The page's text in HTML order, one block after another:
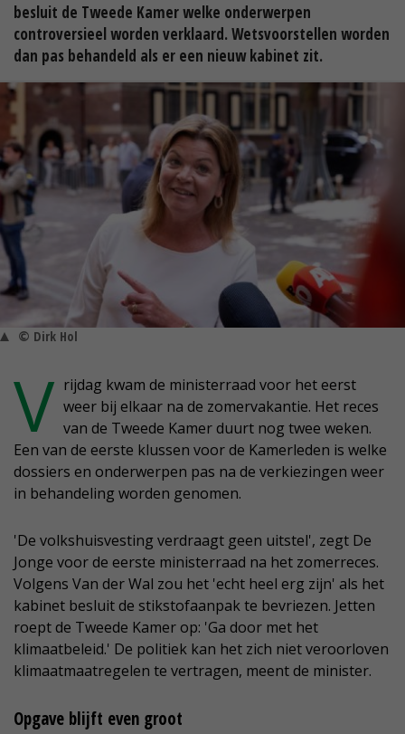
besluit de Tweede Kamer welke onderwerpen
controversieel worden verklaard. Wetsvoorstellen worden
dan pas behandeld als er een nieuw kabinet zit.
© Dirk Hol
V rijdag kwam de ministerraad voor het eerst
weer bij elkaar na de zomervakantie. Het reces
van de Tweede Kamer duurt nog twee weken.
Een van de eerste klussen voor de Kamerleden is welke
dossiers en onderwerpen pas na de verkiezingen weer
in behandeling worden genomen.
'De volkshuisvesting verdraagt geen uitstel', zegt De
Jonge voor de eerste ministerraad na het zomerreces.
Volgens Van der Wal zou het 'echt heel erg zijn' als het
kabinet besluit de stikstofaanpak te bevriezen. Jetten
roept de Tweede Kamer op: 'Ga door met het
klimaatbeleid.' De politiek kan het zich niet veroorloven
klimaatmaatregelen te vertragen, meent de minister.
Opgave blijft even groot